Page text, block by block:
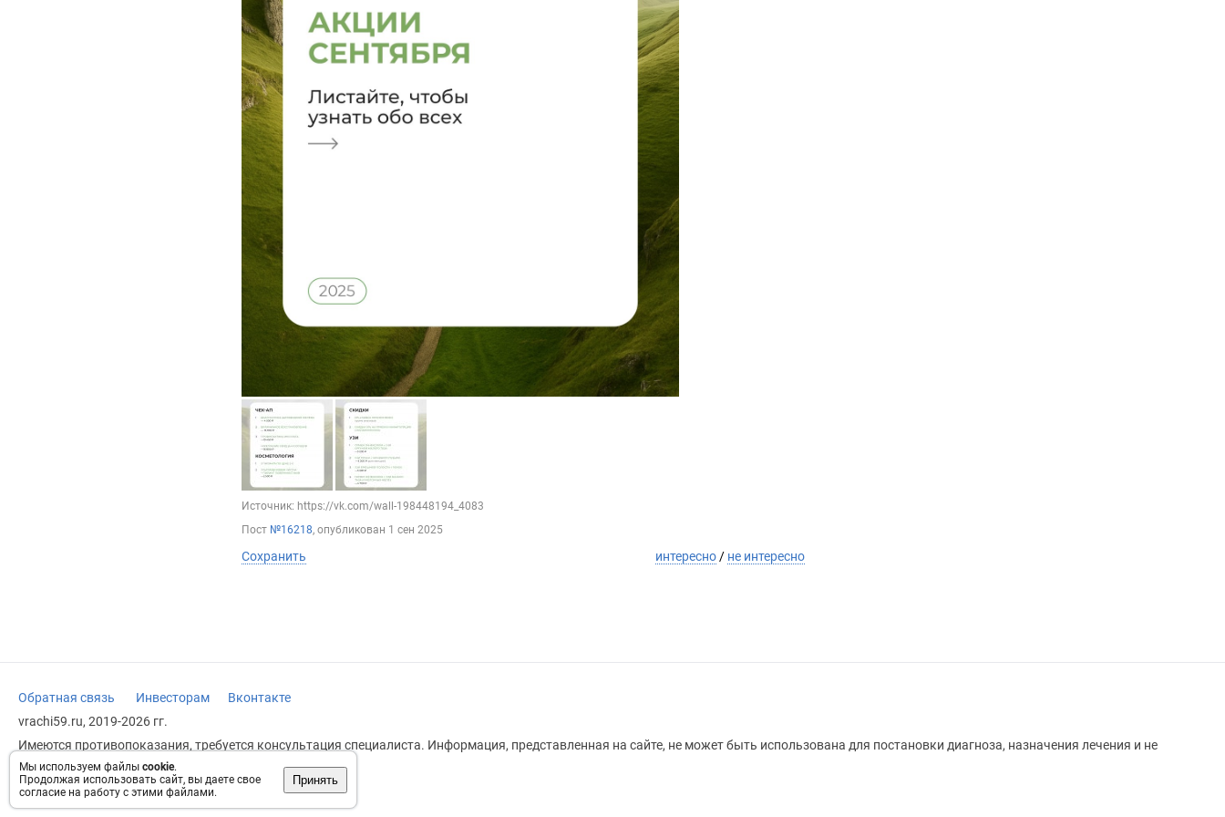
Мы используем файлы cookie.
Продолжая использовать сайт, вы даете свое
согласие на работу с этими файлами.
Принять
Источник: https://vk.com/wall-198448194_4083
Пост №16218, опубликован 1 сен 2025
Сохранить интересно / не интересно
Обратная связь Инвесторам
Вконтакте
vrachi59.ru, 2019-2026 гг.
Имеются противопоказания, требуется консультация специалиста. Информация, представленная на сайте, не может быть использована для постановки диагноза, назначения лечения и не
заменяет прием врача.
Возрастное ограничение: 18+